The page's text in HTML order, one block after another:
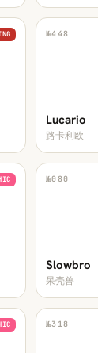
№448
Lucario
路卡利欧
№080
Slowbro
呆壳兽
№318